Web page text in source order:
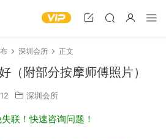
深圳会所 正文
（附部分按摩师傅照片）
深圳会所
联！快速咨询问题！